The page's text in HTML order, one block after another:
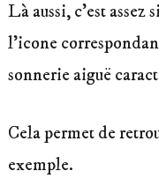
Là aussi, c’est
l’icone
sonnerie aiguë
Cela permet de
exemple.